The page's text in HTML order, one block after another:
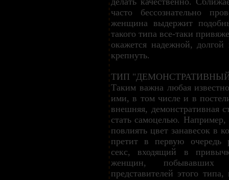
часто бессознательно
женщина выдержит
такого типа все-таки
окажется надежной,
крепнуть.
ТИП
Таким важна любая
ими, в том числе и в
внешняя, демонстративная
стать самоцелью.
повлиять цвет занавесок в
претит в первую очередь
секс, входящий в
женщин, побывавших
представителей этого